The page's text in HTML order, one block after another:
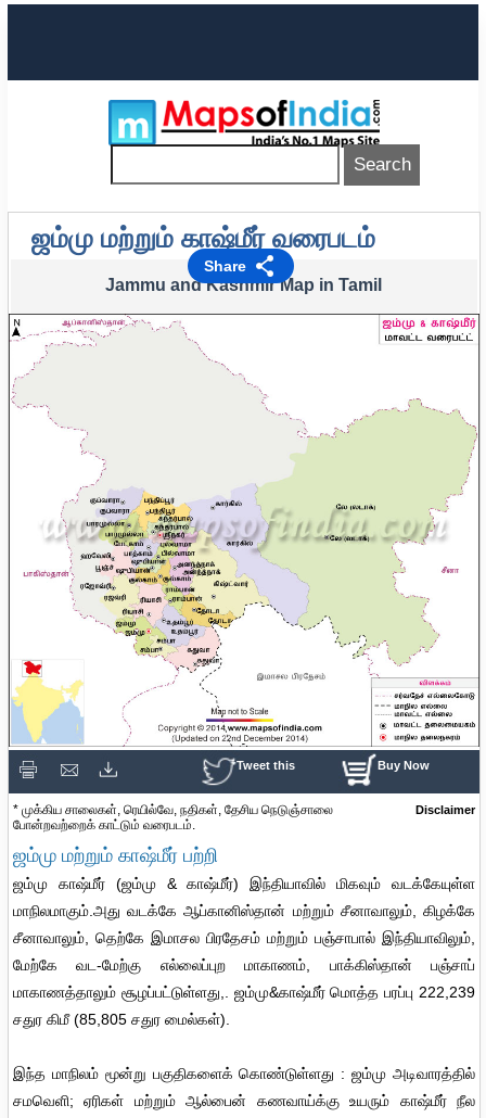
Share
ஜம்மு மற்றும் காஷ்மீர் வரைபடம்
Jammu and Kashmir Map in Tamil
Buy Now
Tweet this
* முக்கிய சாலைகள், ரெயில்வே, நதிகள், தேசிய நெடுஞ்சாலை
போன்றவற்றைக் காட்டும் வரைபடம்.
Disclaimer
Unmute /
Loaded:
35.85%
ஜம்மு மற்றும் காஷ்மீர் பற்றி
ஜம்மு காஷ்மீர் (ஜம்மு & காஷ்மீர்) இந்தியாவில் மிகவும் வடக்கேயுள்ள
மாநிலமாகும்.அது வடக்கே ஆப்கானிஸ்தான் மற்றும் சீனாவாலும், கிழக்கே
சீனாவாலும், தெற்கே இமாசல பிரதேசம் மற்றும் பஞ்சாபால் இந்தியாவிலும்,
மேற்கே வட-மேற்கு எல்லைப்புற மாகாணம், பாக்கிஸ்தான் பஞ்சாப்
மாகாணத்தாலும் சூழப்பட்டுள்ளது,. ஜம்மு&காஷ்மீர் மொத்த பரப்பு 222,239
சதுர கிமீ (85,805 சதுர மைல்கள்).
இந்த மாநிலம் மூன்று பகுதிகளைக் கொண்டுள்ளது : ஜம்மு அடிவாரத்தில்
சமவெளி; ஏரிகள் மற்றும் ஆல்பைன் கணவாய்க்கு உயரும் காஷ்மீர் நீல